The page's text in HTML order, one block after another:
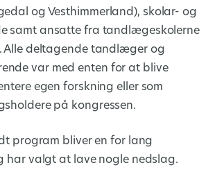
og Vesthimmerland), skolar- og
samt ansatte fra tandlægeskolerne
Alle deltagende tandlæger og
var med enten for at blive
egen forskning eller som
på kongressen.
program bliver en for lang
har valgt at lave nogle nedslag.